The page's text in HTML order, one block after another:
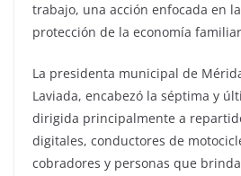
trabajo, una acción enfocada en
protección de la economía
La presidenta municipal de
Laviada, encabezó la séptima y
dirigida principalmente a
digitales, conductores de
cobradores y personas que